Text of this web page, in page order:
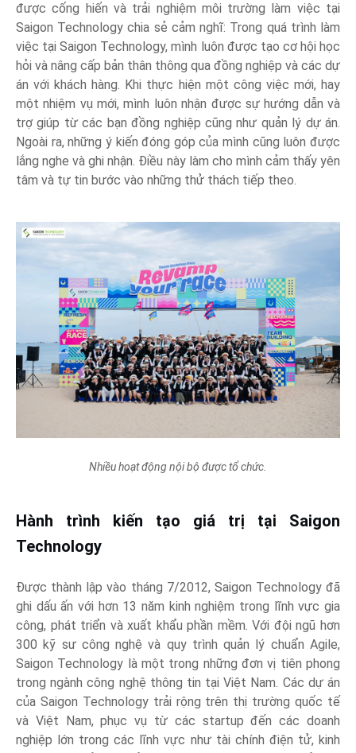
được cống hiến và trải nghiệm môi trường làm việc tại
Saigon Technology chia sẻ cảm nghĩ: Trong quá trình làm
việc tại Saigon Technology, mình luôn được tạo cơ hội học
hỏi và nâng cấp bản thân thông qua đồng nghiệp và các dự
án với khách hàng. Khi thực hiện một công việc mới, hay
một nhiệm vụ mới, mình luôn nhận được sự hướng dẫn và
trợ giúp từ các bạn đồng nghiệp cũng như quản lý dự án.
Ngoài ra, những ý kiến đóng góp của mình cũng luôn được
lắng nghe và ghi nhận. Điều này làm cho mình cảm thấy yên
tâm và tự tin bước vào những thử thách tiếp theo.
Nhiều hoạt động nội bộ được tổ chức.
Hành trình kiến tạo giá trị tại Saigon
Technology
Được thành lập vào tháng 7/2012, Saigon Technology đã
ghi dấu ấn với hơn 13 năm kinh nghiệm trong lĩnh vực gia
công, phát triển và xuất khẩu phần mềm. Với đội ngũ hơn
300 kỹ sư công nghệ và quy trình quản lý chuẩn Agile,
Saigon Technology là một trong những đơn vị tiên phong
trong ngành công nghệ thông tin tại Việt Nam. Các dự án
của Saigon Technology trải rộng trên thị trường quốc tế
và Việt Nam, phục vụ từ các startup đến các doanh
nghiệp lớn trong các lĩnh vực như tài chính điện tử, kinh